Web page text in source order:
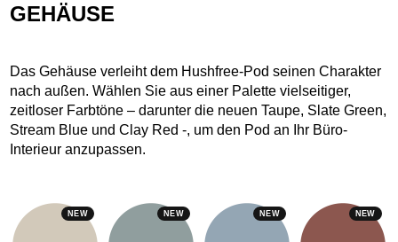
GEHÄUSE
Das Gehäuse verleiht dem Hushfree-Pod seinen Charakter
nach außen. Wählen Sie aus einer Palette vielseitiger,
zeitloser Farbtöne – darunter die neuen Taupe, Slate Green,
Stream Blue und Clay Red -, um den Pod an Ihr Büro-
Interieur anzupassen.
NEW NEW NEW NEW